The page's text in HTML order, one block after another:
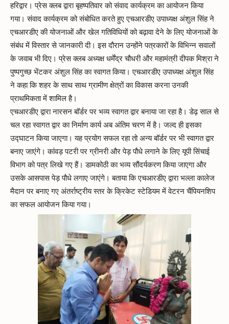
हरिद्वार। प्रेस क्लब द्वारा बृहष्पतिवार को संवाद कार्यक्रम का आयोजन किया
गया। संवाद कार्यक्रम को संबोधित करते हुए एचआरडीए उपाध्यक्ष अंशुल सिंह ने
एचआरडीए की योजनाओं और खेल गतिविधियों को बढ़ावा देने के लिए योजनाओं के
संबंध में विस्तार से जानकारी दी। इस दौरान उन्होंने पत्रकारों के विभिन्न सवालों
के जवाब भी दिए। प्रेस क्लब अध्यक्ष धर्मेंद्र चौधरी और महामंत्री दीपक मिश्रा ने
पुष्पगुच्छ भेंटकर अंशुल सिंह का स्वागत किया। एचआरडीए उपाध्यक्ष अंशुल सिंह
ने कहा कि शहर के साथ साथ ग्रामीण क्षेत्रों का विकास करना उनकी
प्राथमिकता में शामिल है।
एचआरडीए द्वारा नारसन बॉर्डर पर भव्य स्वागत द्वार बनाया जा रहा है। डेढ़ साल से
चल रहा स्वागत द्वार का निर्माण कार्य अब अंतिम चरण में है। जल्द ही इसका
उद्घाटन किया जाएगा। यह प्रयोग सफल रहा तो अन्य बॉर्डर पर भी स्वागत द्वार
बनाए जाएंगे। कांवड़ पटरी पर ग्रीनरी और पेड़ पौधे लगाने के लिए यूपी सिंचाई
विभाग को पत्र लिखे गए हैं। डामकोठी का भव्य सौंदर्यकरण किया जाएगा और
उसके आसपास पेड़ पौधे लगाए जाएंगे। बताया कि एचआरडीए द्वारा भल्ला कालेज
मैदान पर बनाए गए अंतर्राष्ट्रीय स्तर के क्रिकेट स्टेडियम में वेटरन चैंपियनशिप
का सफल आयोजन किया गया।